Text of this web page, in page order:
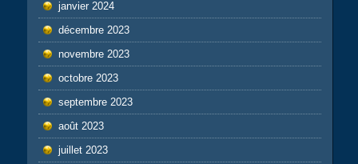
janvier 2024
décembre 2023
novembre 2023
octobre 2023
septembre 2023
août 2023
juillet 2023